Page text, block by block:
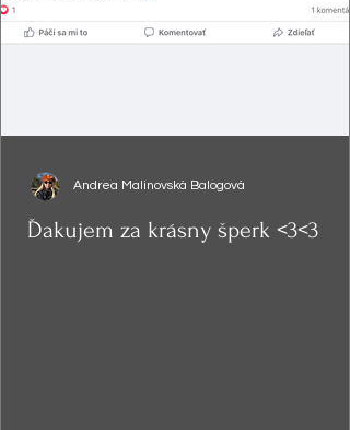
Ďakujem za krásny šperk <3<3
Andrea Malinovská Balogová